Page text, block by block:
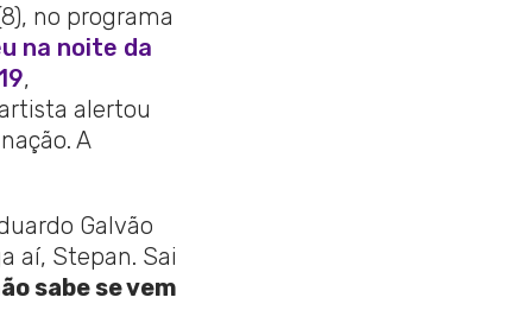
no programa
na noite da
,
alertou
A
Galvão
aí, Stepan. Sai
sabe se vem